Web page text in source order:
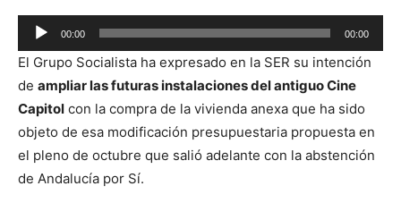
e
p
r
o
d
u
c
00:00 00:00
El Grupo Socialista ha expresado en la SER su intención
de ampliar las futuras instalaciones del antiguo Cine
Capitol con la compra de la vivienda anexa que ha sido
objeto de esa modificación presupuestaria propuesta en
el pleno de octubre que salió adelante con la abstención
de Andalucía por Sí.